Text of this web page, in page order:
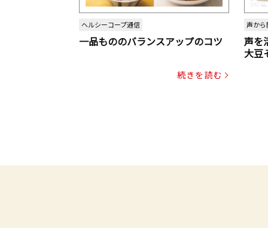
ヘルシーコープ通信
一品もののバランスアップのコツ
続きを読む
声か
声を
大豆